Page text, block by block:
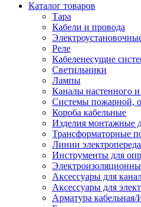
Каталог товаров
Тара
Кабели и провода
Реле
Кабеленесущие
Светильники
Лампы
Каналы настенного
Системы пожарной,
Короба кабельные
Изделия монтажные
Трансформаторные
Линии
Инструменты для
Аксессуары для
Аксессуары для
Арматура